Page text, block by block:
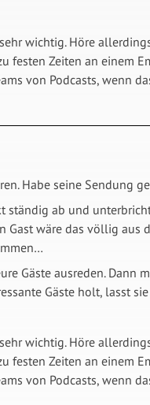
wichtig. Höre
festen Zeiten an einem
von Podcasts, wenn
Habe seine Sendung
ständig ab und
Gast wäre das völlig aus
Gäste ausreden. Dann
Gäste holt, lasst
wichtig. Höre
festen Zeiten an einem
von Podcasts, wenn